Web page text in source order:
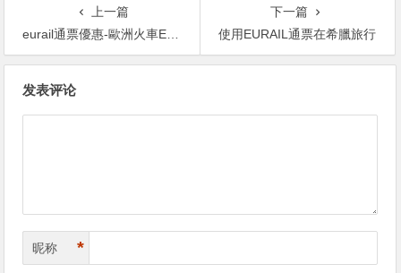
上一篇
eurail通票優惠-歐洲火車Eurail 8折優惠-Eurail官网限时8折優惠
下一篇
使用EURAIL通票在希臘旅行
发表评论
昵称 *